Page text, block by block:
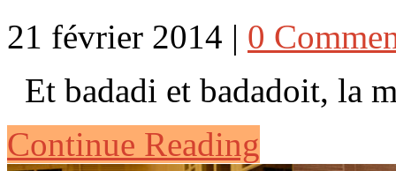
21 février 2014 | 0
Et badadi et badadoit, la
Continue Reading